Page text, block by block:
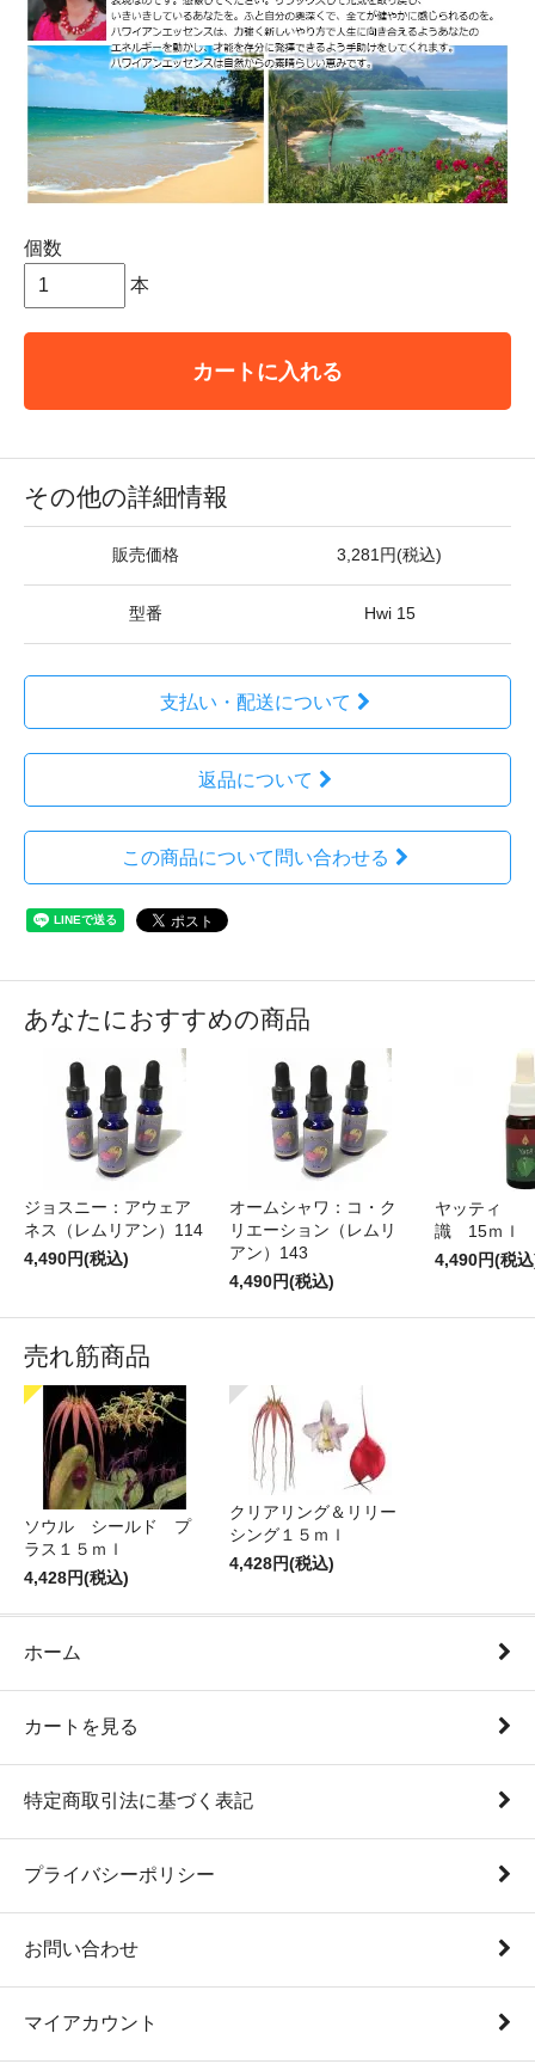
個数
本
カートに入れる
その他の詳細情報
販売価格 3,281円(税込)
型番 Hwi 15
支払い・配送について
返品について
この商品について問い合わせる
あなたにおすすめの商品
ジョスニー：アウェア
ネス（レムリアン）114
4,490円(税込)
オームシャワ：コ・ク
リエーション（レムリ
アン）143
4,490円(税込)
ヤッティ
識 15ｍ
4,490円(税
売れ筋商品
ソウル シールド プ
ラス１５ｍｌ
4,428円(税込)
クリアリング＆リリー
シング１５ｍｌ
4,428円(税込)
ホーム
カートを見る
特定商取引法に基づく表記
プライバシーポリシー
お問い合わせ
マイアカウント